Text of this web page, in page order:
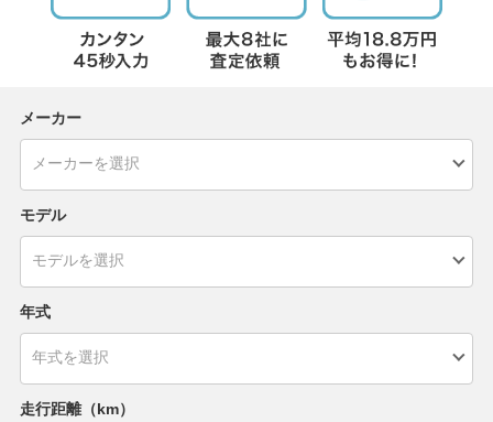
メーカー
モデル
年式
走行距離（km）